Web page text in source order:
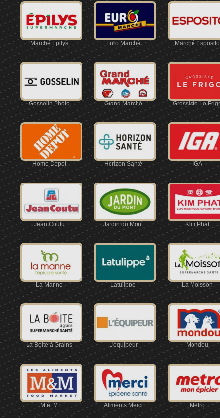
Marché Épilys Euro Marché Marché Esposito
Gosselin Photo Grand Marché Grossiste Le
Home Depot Horizon Santé IGA
Jean Coutu Jardin du Mont Kim Phat
La Manne Latulippe La Moisson
La Boite à Grains L'équipeur Mondou
M et M Aliments Merci Metro